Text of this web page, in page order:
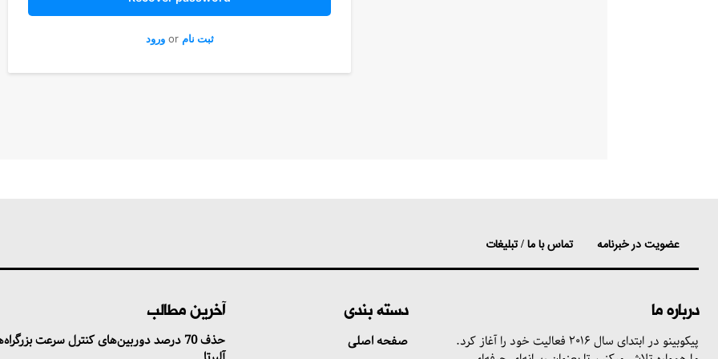
ورودor ثبت نام
تماس با ما / تبلیغات عضویت در خبرنامه
آخرین مطالب
حذف 70 درصد دوربین‌های کنترل سرعت
دسته بندی
صفحه اصلی
درباره ما
پیکوبینو در ابتدای سال ۲۰۱۶ فعالیت خود را آغاز کرد.